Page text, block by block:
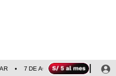
7 DE AGOSTO OLLANTA